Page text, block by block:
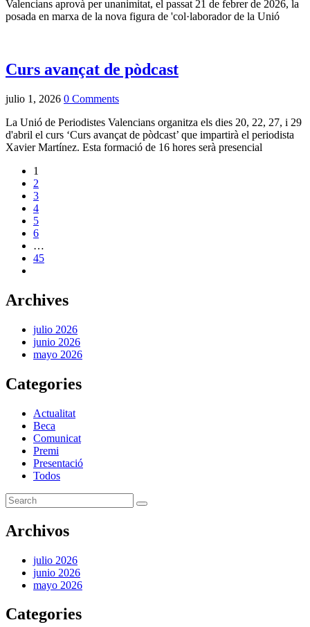
Valencians aprovà per unanimitat, el passat 21 de febrer de 2026, la
posada en marxa de la nova figura de 'col·laborador de la Unió
Curs avançat de pòdcast
julio 1, 2026 0 Comments
La Unió de Periodistes Valencians organitza els dies 20, 22, 27, i 29
d'abril el curs ‘Curs avançat de pòdcast’ que impartirà el periodista
Xavier Martínez. Esta formació de 16 hores serà presencial
1
2
3
4
5
6
…
45
Archives
julio 2026
junio 2026
mayo 2026
Categories
Actualitat
Beca
Comunicat
Premi
Presentació
Todos
Archivos
julio 2026
junio 2026
mayo 2026
Categories